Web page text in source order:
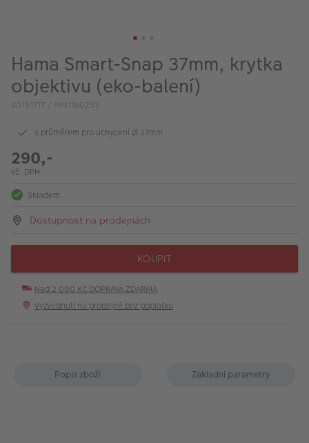
Fotoprodukty
Hama Smart-Snap 37mm, krytka
objektivu (eko-balení)
80151717 / PIM1180253
s průměrem pro uchycení Ø 37mm
290,-
vč. DPH
Skladem
Dostupnost na prodejnách
KOUPIT
Nad 2 000 Kč DOPRAVA ZDARMA
Vyzvednutí na prodejně bez poplatku
Popis zboží Základní parametry